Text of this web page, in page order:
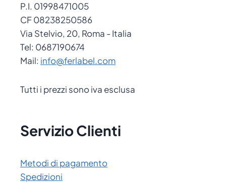
P.I. 01998471005
CF 08238250586
Via Stelvio, 20, Roma - Italia
Tel: 0687190674
Mail: info@ferlabel.com
Tutti i prezzi sono iva esclusa
Servizio Clienti
Metodi di pagamento
Spedizioni